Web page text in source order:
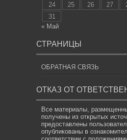
24
25 26 27
31
« Май
СТРАНИЦЫ
ОБРАТНАЯ СВЯЗЬ
ОТКАЗ ОТ
Все материалы,
получены из открытых
предоставлены
опубликованы в